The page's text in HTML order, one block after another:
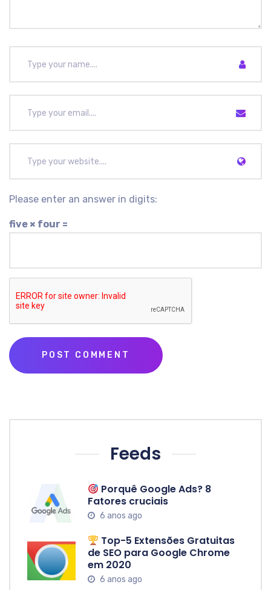
Please enter an answer in digits:
five × four =
Feeds
Porquê Google Ads? 8
Fatores cruciais
6 anos ago
Top-5 Extensões Gratuitas
de SEO para Google Chrome
em 2020
6 anos ago